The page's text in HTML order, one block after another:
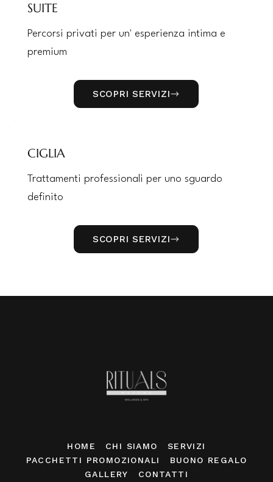
SUITE
Percorsi privati per un' esperienza intima e
premium
SCOPRI SERVIZI
CIGLIA
Trattamenti professionali per uno sguardo
definito
SCOPRI SERVIZI
HOME CHI SIAMO
SERVIZI
PACCHETTI PROMOZIONALI
BUONO REGALO
GALLERY
CONTATTI